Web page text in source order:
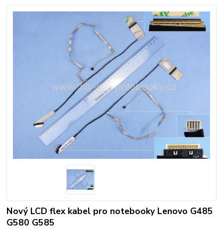
Nový LCD flex kabel pro notebooky Lenovo G485
G580 G585